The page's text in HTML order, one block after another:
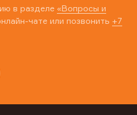
в разделе «Вопросы и
чате или позвонить +7